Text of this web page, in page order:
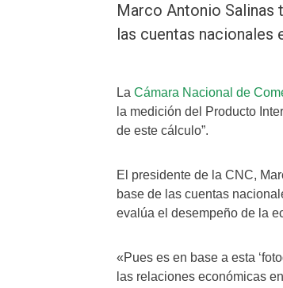
Marco Antonio Salinas
las cuentas nacionales
La Cámara Nacional de
la medición del Producto
de este cálculo”.
El presidente de la CNC,
base de las cuentas
evalúa el desempeño de la
«Pues es en base a esta
las relaciones económicas